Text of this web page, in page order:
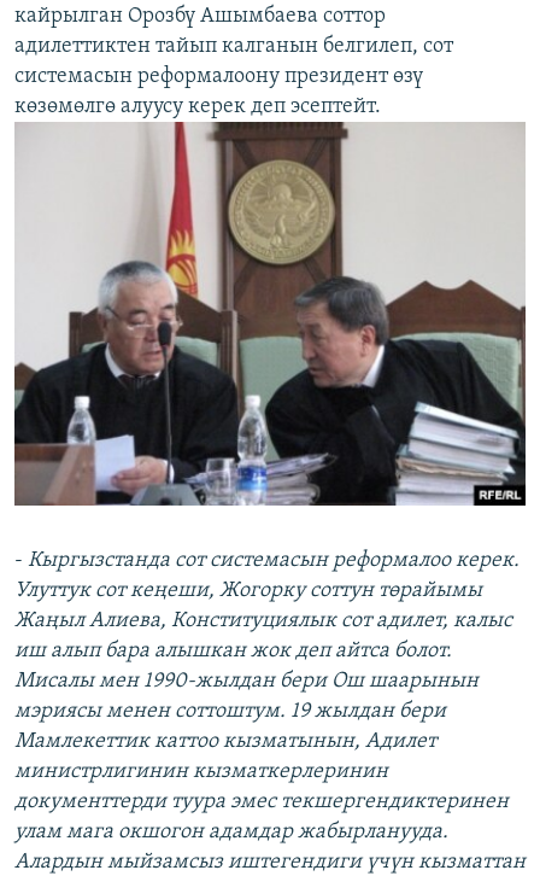
кайрылган Орозбү Ашымбаева соттор
адилеттиктен тайып калганын белгилеп, сот
системасын реформалоону президент өзү
көзөмөлгө алуусу керек деп эсептейт.
- Кыргызстанда сот системасын реформалоо керек.
Улуттук сот кеңеши, Жогорку соттун төрайымы
Жаңыл Алиева, Конституциялык сот адилет, калыс
иш алып бара алышкан жок деп айтса болот.
Мисалы мен 1990-жылдан бери Ош шаарынын
мэриясы менен соттоштум. 19 жылдан бери
Мамлекеттик каттоо кызматынын, Адилет
министрлигинин кызматкерлеринин
документтерди туура эмес текшергендиктеринен
улам мага окшогон адамдар жабырланууда.
Алардын мыйзамсыз иштегендиги үчүн кызматтан